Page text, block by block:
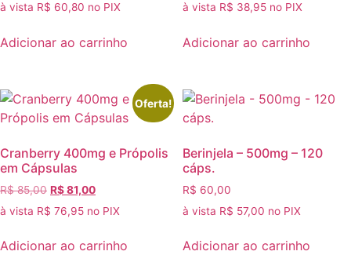
à vista R$ 60,80 no PIX
Adicionar ao carrinho
à vista R$ 38,95 no PIX
Adicionar ao carrinho
Oferta!
Cranberry 400mg e Própolis
em Cápsulas
R$85,00 O
preço
original
R$ 85,00.
R$81,00O
preço
R$ 81,00.
à vista R$ 76,95 no PIX
Adicionar ao carrinho
Berinjela – 500mg – 120
cáps.
R$ 60,00
à vista R$ 57,00 no PIX
Adicionar ao carrinho